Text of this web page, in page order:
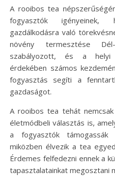
A rooibos tea
fogyasztók
gazdálkodásra való
növény termesztése
szabályozott, és a helyi
érdekében számos
fogyasztás segíti a
gazdaságot.
A rooibos tea tehát
életmódbeli választás is,
a fogyasztók
miközben élvezik a tea
Érdemes felfedezni ennek a
tapasztalatainkat megosztani